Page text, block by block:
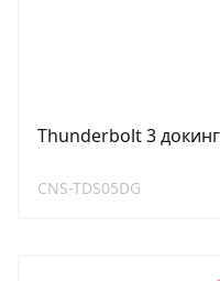
Thunderbolt 3
CNS-TDS05DG